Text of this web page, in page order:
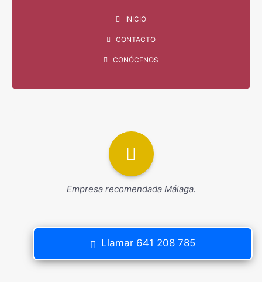
Llamar 641 208 785
INICIO
CONTACTO
CONÓCENOS
Empresa recomendada Málaga.